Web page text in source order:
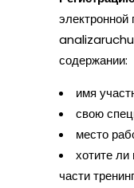
электронной
содержании:
имя
свою
место
хотите ли
части